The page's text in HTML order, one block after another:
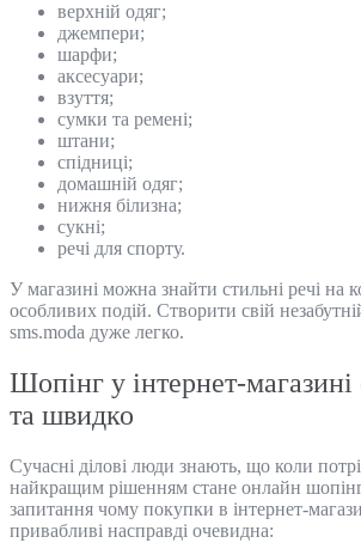
верхній одяг;
джемпери;
шарфи;
аксесуари;
взуття;
сумки та ремені;
штани;
спідниці;
домашній одяг;
нижня білизна;
сукні;
речі для спорту.
У магазині можна знайти стильні речі на
особливих подій. Створити свій
sms.moda дуже легко.
Шопінг у інтернет-магазині
та швидко
Сучасні ділові люди знають, що коли
найкращим рішенням стане онлайн
запитання чому покупки в інтернет-
привабливі насправді очевидна: